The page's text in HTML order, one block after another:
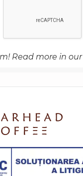
Read more in our